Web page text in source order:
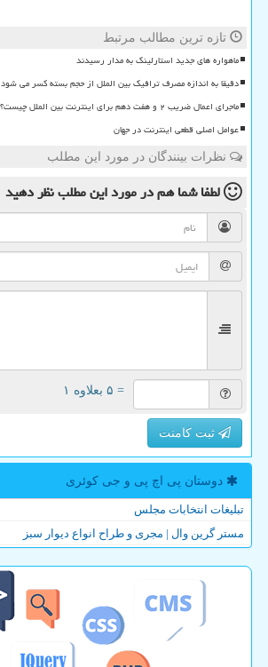
تازه ترین مطالب مرتبط
ماهواره های جدید استارلینک به مدار رسیدند
دقیقا به اندازه مصرف ترافیک بین الملل از حجم بسته کسر می شود
ماجرای اعمال ضریب ۲ و هفت دهم برای اینترنت بین الملل چیست؟
عوامل اصلی قطعی اینترنت در جهان
نظرات بینندگان در مورد این مطلب
لطفا شما همدر مورد این مطلبنظر دهید
= ۵ بعلاوه ۱
ثبت کامنت
دوستان پی اچ پی و جی كوئری
تبلیغات انتخابات مجلس
مستر گرین وال | مجری و طراح انواع دیوار سبز